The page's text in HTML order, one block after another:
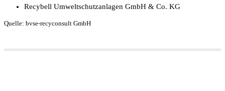
Recybell Umweltschutzanlagen GmbH & Co. KG
Quelle: bvse-recyconsult GmbH